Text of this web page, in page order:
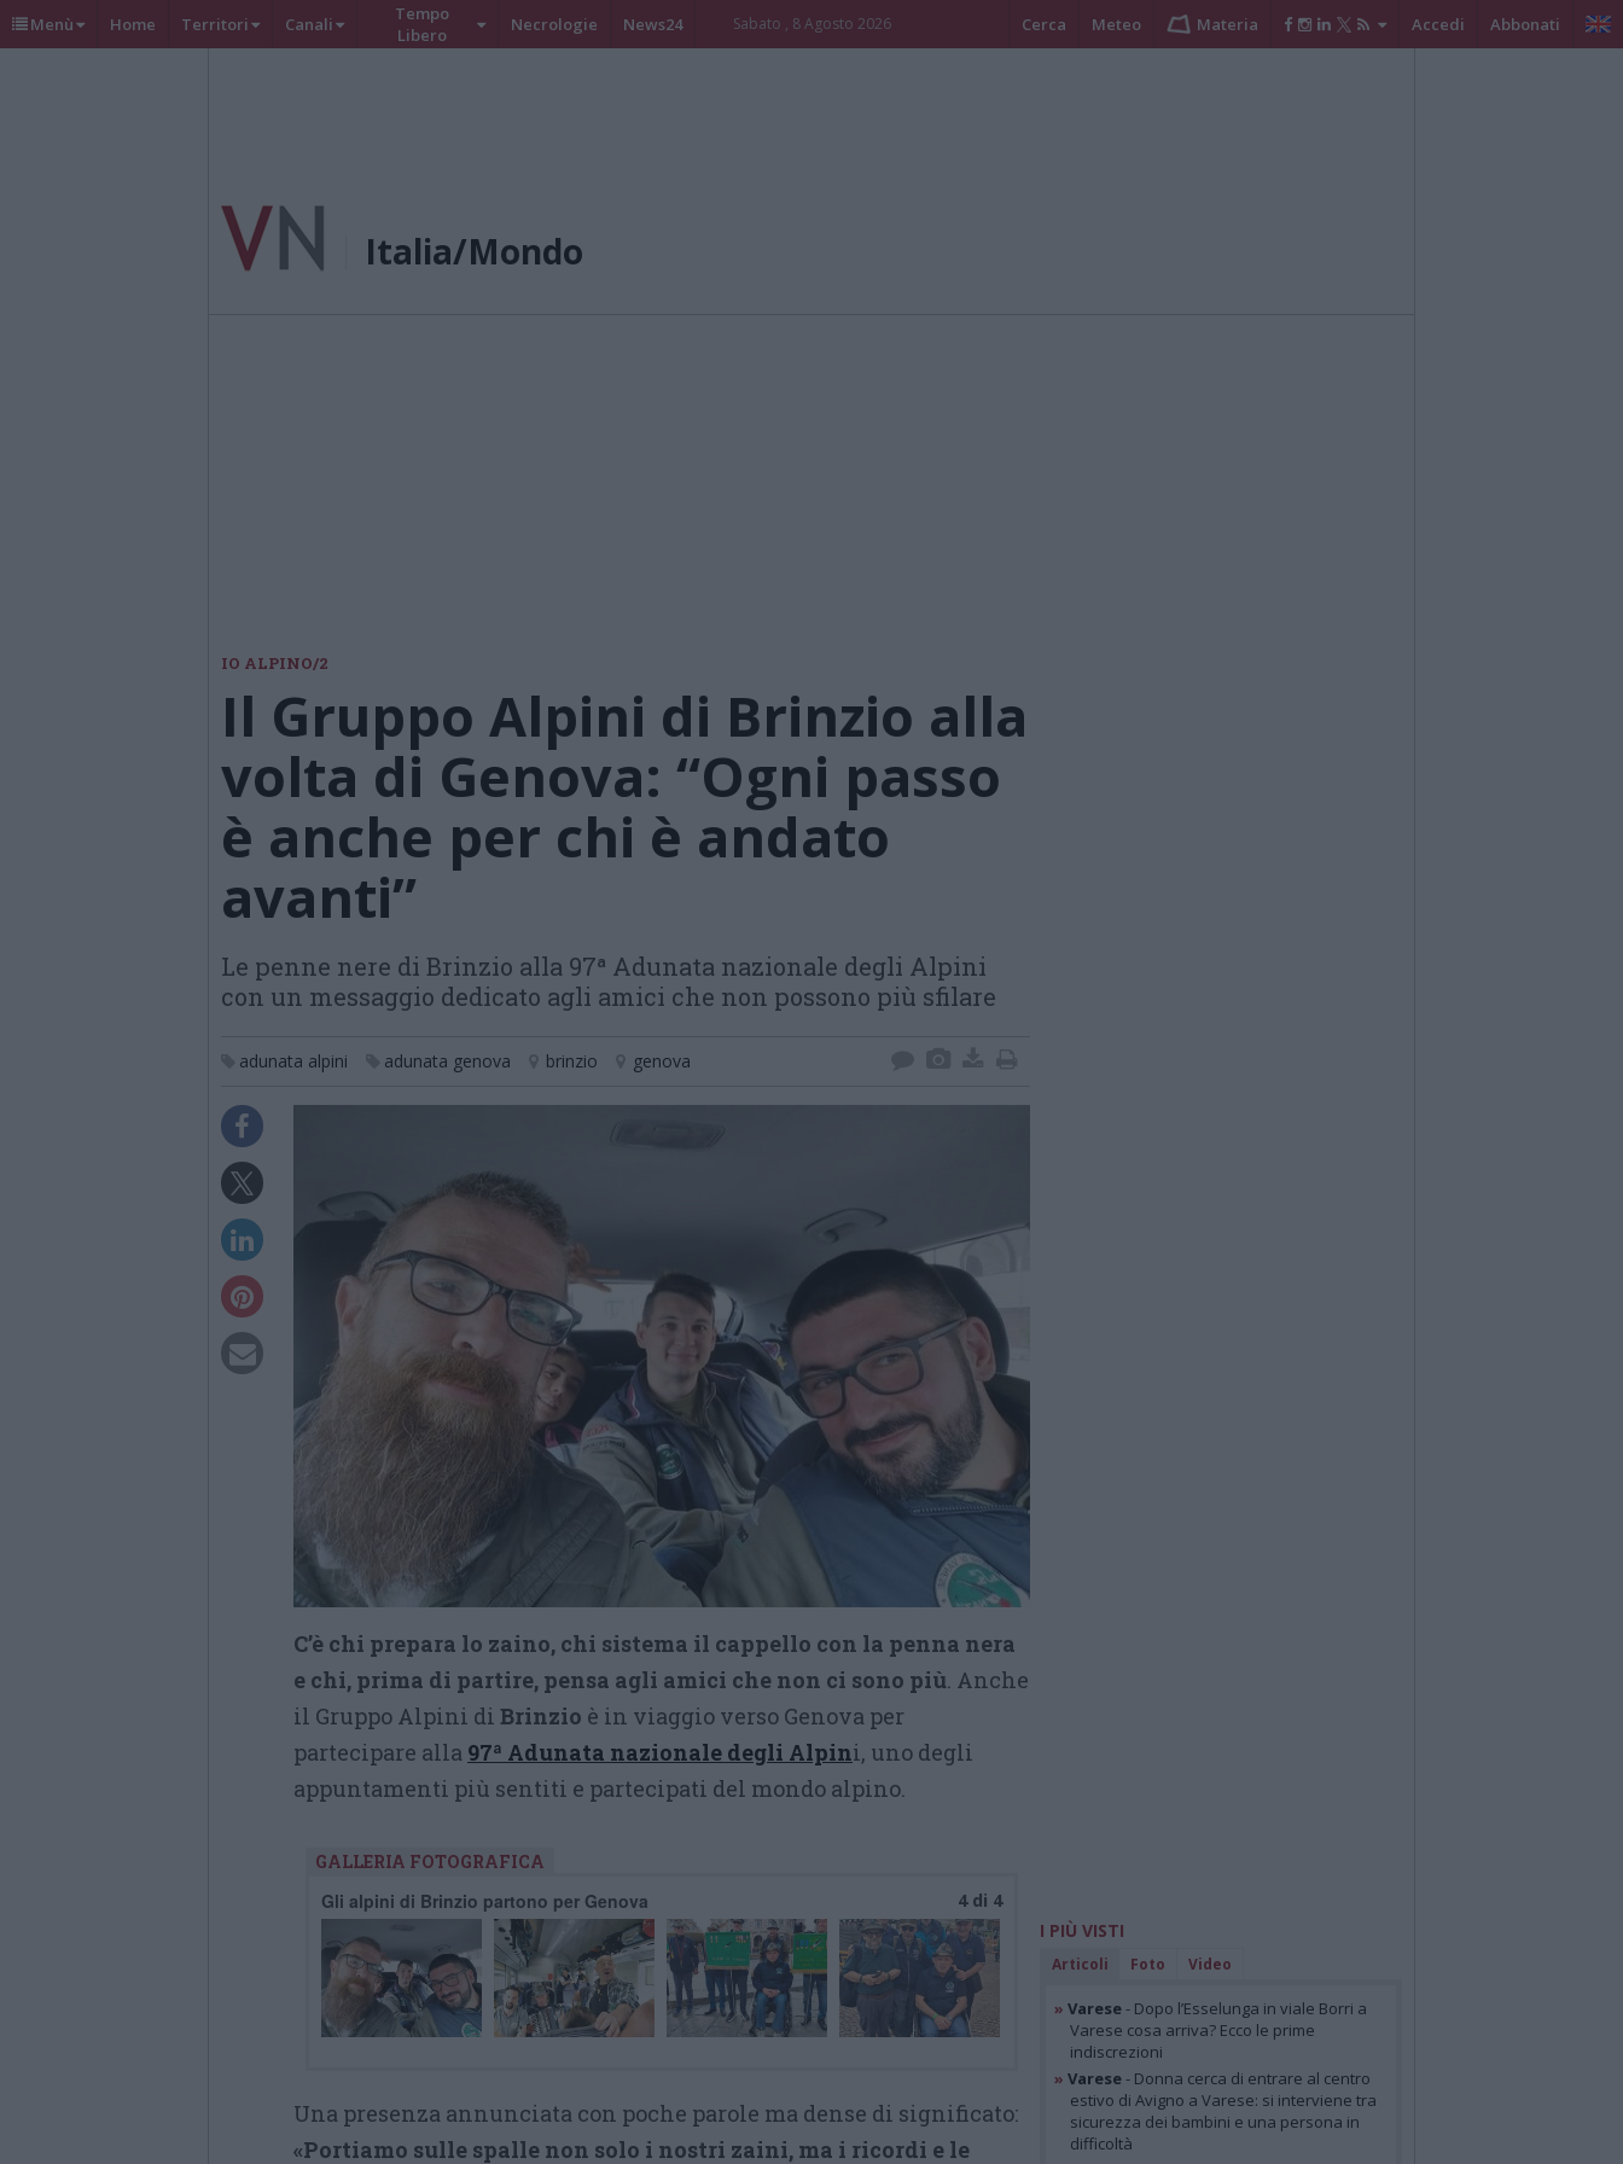
Menù Home Territori Canali
Tempo
Libero
Necrologie News24 Sabato , 8 Agosto 2026 Cerca Meteo Materia Accedi Abbonati
Italia/Mondo
IO ALPINO/2
Il Gruppo Alpini di Brinzio alla
volta di Genova: “Ogni passo
è anche per chi è andato
avanti”
Le penne nere di Brinzio alla 97ª Adunata nazionale degli Alpini
con un messaggio dedicato agli amici che non possono più sfilare
adunata alpini adunata genova brinzio genova
C’è chi prepara lo zaino, chi sistema il cappello con la penna nera
e chi, prima di partire, pensa agli amici che non ci sono più. Anche
il Gruppo Alpini di Brinzio è in viaggio verso Genova per
partecipare alla 97ª Adunata nazionale degli Alpini, uno degli
appuntamenti più sentiti e partecipati del mondo alpino.
GALLERIA FOTOGRAFICA
Gli alpini di Brinzio partono per Genova 4 di 4
Una presenza annunciata con poche parole ma dense di significato:
«Portiamo sulle spalle non solo i nostri zaini, ma i ricordi e le
I PIÙ VISTI
Articoli Foto Video
» Varese- Dopo l’Esselunga in viale Borri a
Varese cosa arriva? Ecco le prime
indiscrezioni
» Varese- Donna cerca di entrare al centro
estivo di Avigno a Varese: si interviene tra
sicurezza dei bambini e una persona in
difficoltà